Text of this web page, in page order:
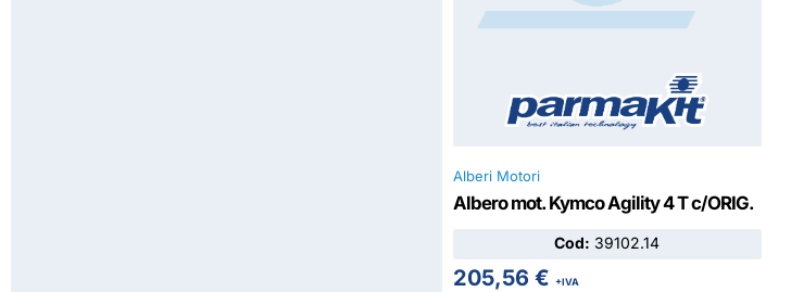
Alberi Motori
Albero mot. Kymco Agility 4 T c/ORIG.
Cod: 39102.14
205,56€ +IVA